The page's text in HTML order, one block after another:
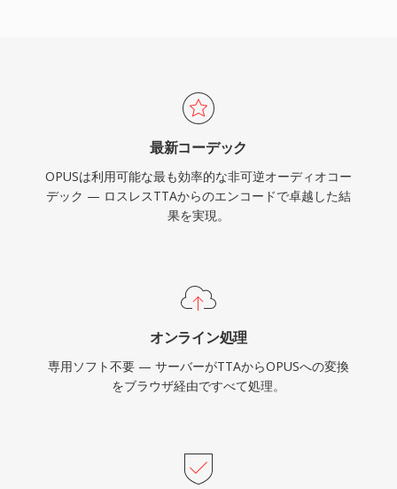
はすべてリアルタイムオーディオにOpusを使用
最新コーデック
OPUSは利用可能な最も効率的な非可逆オーディオコー
デック — ロスレスTTAからのエンコードで卓越した結
果を実現。
オンライン処理
専用ソフト不要 — サーバーがTTAからOPUSへの変換
をブラウザ経由ですべて処理。